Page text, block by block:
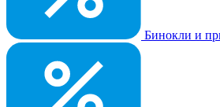
Бинокли и